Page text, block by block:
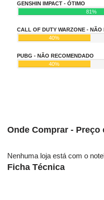
GENSHIN IMPACT - ÓTIMO
81%
CALL OF DUTY WARZONE - NÃO
40%
PUBG - NÃO RECOMENDADO
40%
Onde Comprar - Preço
Nenhuma loja está com o
Ficha Técnica